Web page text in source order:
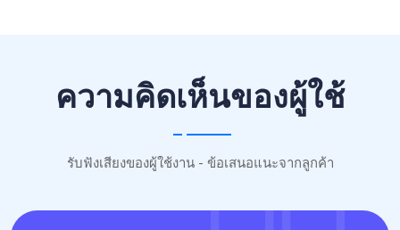
ความคิดเห็นของผู้ใช้
รับฟังเสียงของผู้ใช้งาน - ข้อเสนอแนะจากลูกค้า